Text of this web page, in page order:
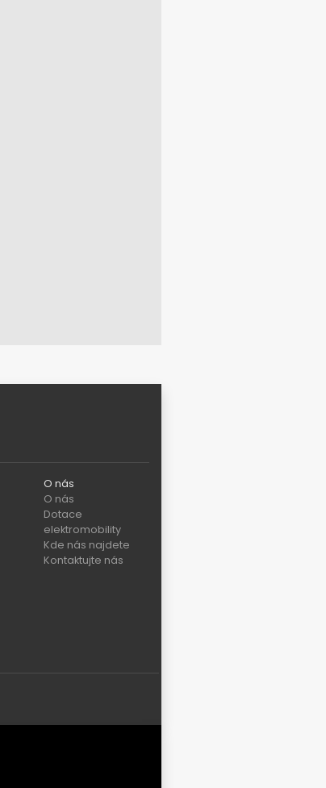
O nás
O nás
Dotace
elektromobility
Kde nás najdete
Kontaktujte nás